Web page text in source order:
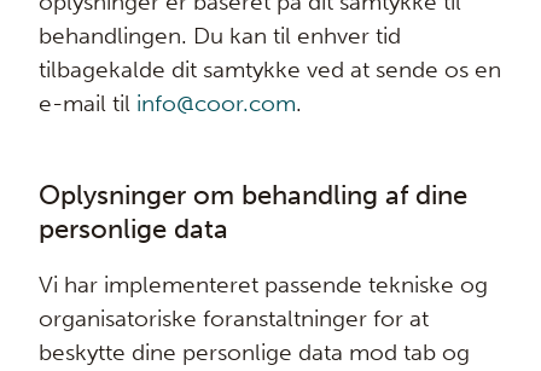
behandlingen. Du kan til enhver tid
tilbagekalde dit samtykke ved at sende os en
e-mail til info@coor.com.
Oplysninger om behandling af dine
personlige data
Vi har implementeret passende tekniske og
organisatoriske foranstaltninger for at
beskytte dine personlige data mod tab og